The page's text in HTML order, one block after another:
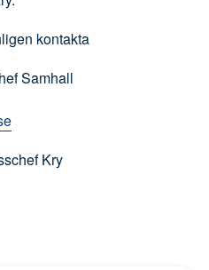
Ruth, primärvårdschef
kontakta
Samhall
Kry